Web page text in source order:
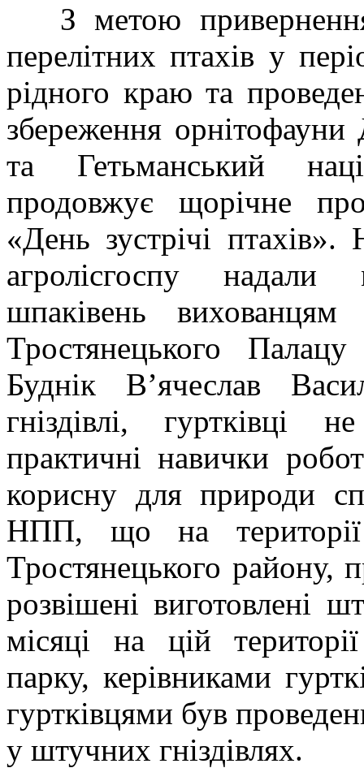
З метою
перелітних птахів у
рідного краю та
збереження
та Гетьманський
продовжує щорічне
«День зустрічі
агролісгоспу надали
шпаківень
Тростянецького
Буднік В’ячеслав
гніздівлі, гуртківці
практичні навички
корисну для природи
НПП, що на території
Тростянецького району,
розвішені виготовлені
місяці на цій
парку, керівниками
гуртківцями був
у штучних гніздівлях.